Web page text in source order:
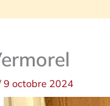
9 octobre 2024